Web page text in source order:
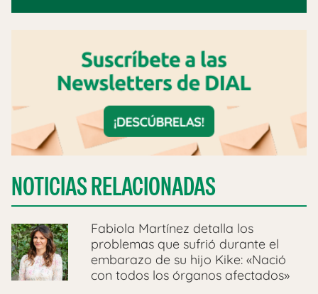
NOTICIAS RELACIONADAS
Fabiola Martínez detalla los
problemas que sufrió durante el
embarazo de su hijo Kike: «Nació
con todos los órganos afectados»